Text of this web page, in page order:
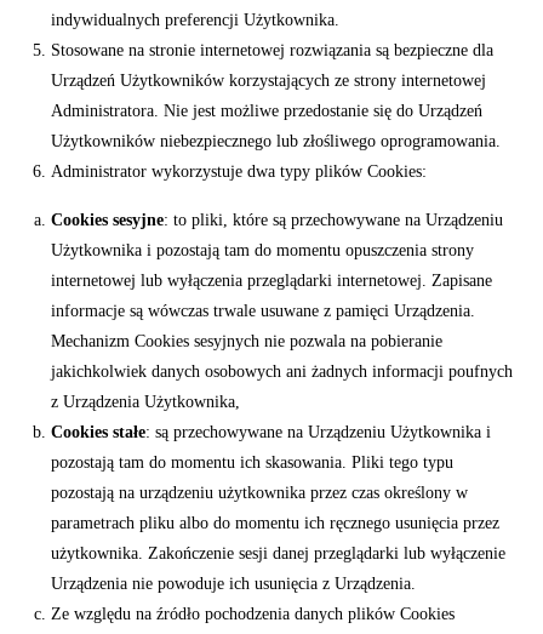
indywidualnych preferencji Użytkownika.
Stosowane na stronie internetowej rozwiązania są bezpieczne dla
Urządzeń Użytkowników korzystających ze strony internetowej
Administratora. Nie jest możliwe przedostanie się do Urządzeń
Użytkowników niebezpiecznego lub złośliwego oprogramowania.
Administrator wykorzystuje dwa typy plików Cookies:
Cookies sesyjne: to pliki, które są przechowywane na Urządzeniu
Użytkownika i pozostają tam do momentu opuszczenia strony
internetowej lub wyłączenia przeglądarki internetowej. Zapisane
informacje są wówczas trwale usuwane z pamięci Urządzenia.
Mechanizm Cookies sesyjnych nie pozwala na pobieranie
jakichkolwiek danych osobowych ani żadnych informacji poufnych
z Urządzenia Użytkownika,
Cookies stałe: są przechowywane na Urządzeniu Użytkownika i
pozostają tam do momentu ich skasowania. Pliki tego typu
pozostają na urządzeniu użytkownika przez czas określony w
parametrach pliku albo do momentu ich ręcznego usunięcia przez
użytkownika. Zakończenie sesji danej przeglądarki lub wyłączenie
Urządzenia nie powoduje ich usunięcia z Urządzenia.
Ze względu na źródło pochodzenia danych plików Cookies